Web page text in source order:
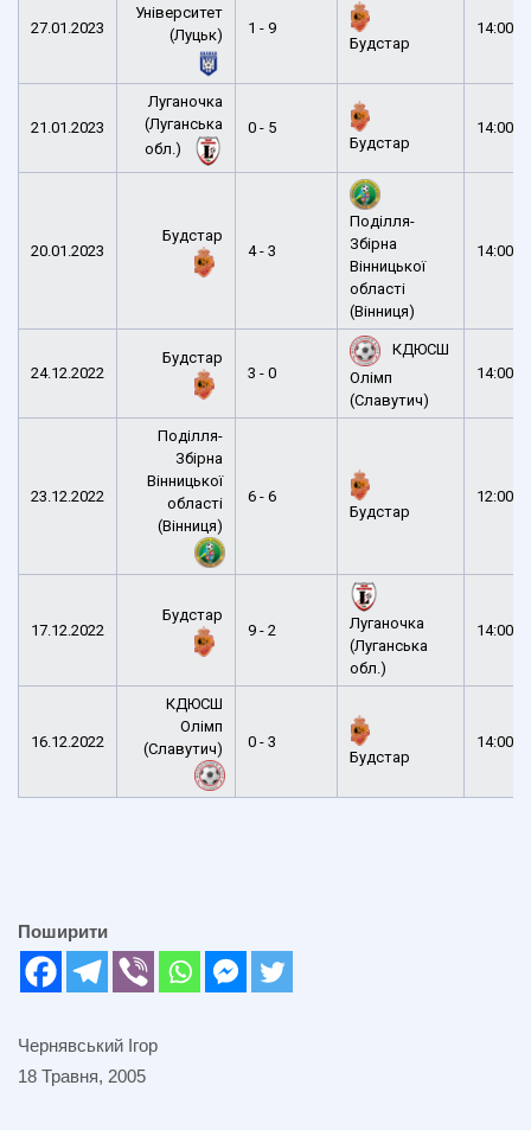
27.01.2023
Університет
(Луцьк)
1 - 9
Будстар
14:00
21.01.2023
Луганочка
(Луганська
обл.)
0 - 5
Будстар
14:00
20.01.2023
Будстар
4 - 3
Поділля-
Збірна
Вінницької
області
(Вінниця)
14:00
24.12.2022
Будстар
3 - 0
КДЮСШ
Олімп
(Славутич)
14:00
23.12.2022
Поділля-
Збірна
Вінницької
області
(Вінниця)
6 - 6
Будстар
12:00
17.12.2022
Будстар
9 - 2
Луганочка
(Луганська
обл.)
14:00
16.12.2022
КДЮСШ
Олімп
(Славутич)
0 - 3
Будстар
14:00
Поширити
Чернявський Ігор
18 Травня, 2005